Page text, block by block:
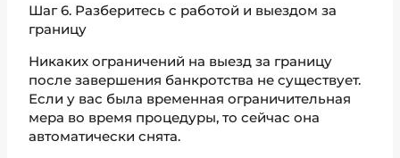
Шаг 6. Разберитесь с работой и выездом за
границу
Никаких ограничений на выезд за границу
после завершения банкротства не существует.
Если у вас была временная ограничительная
мера во время процедуры, то сейчас она
автоматически снята.